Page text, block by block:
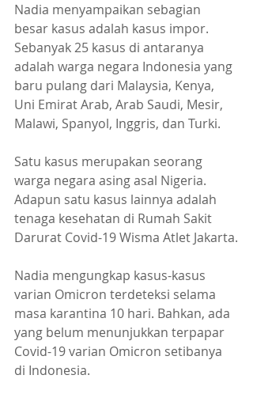
Nadia menyampaikan sebagian
besar kasus adalah kasus impor.
Sebanyak 25 kasus di antaranya
adalah warga negara Indonesia yang
baru pulang dari Malaysia, Kenya,
Uni Emirat Arab, Arab Saudi, Mesir,
Malawi, Spanyol, Inggris, dan Turki.
Satu kasus merupakan seorang
warga negara asing asal Nigeria.
Adapun satu kasus lainnya adalah
tenaga kesehatan di Rumah Sakit
Darurat Covid-19 Wisma Atlet Jakarta.
Nadia mengungkap kasus-kasus
varian Omicron terdeteksi selama
masa karantina 10 hari. Bahkan, ada
yang belum menunjukkan terpapar
Covid-19 varian Omicron setibanya
di Indonesia.